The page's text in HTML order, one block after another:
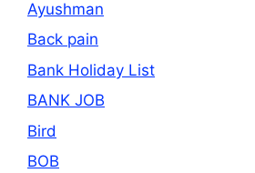
Ayushman
Back pain
Bank Holiday List
BANK JOB
Bird
BOB